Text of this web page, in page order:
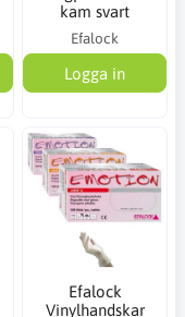
kam svart
Efalock
Logga in
Efalock
Vinylhandskar